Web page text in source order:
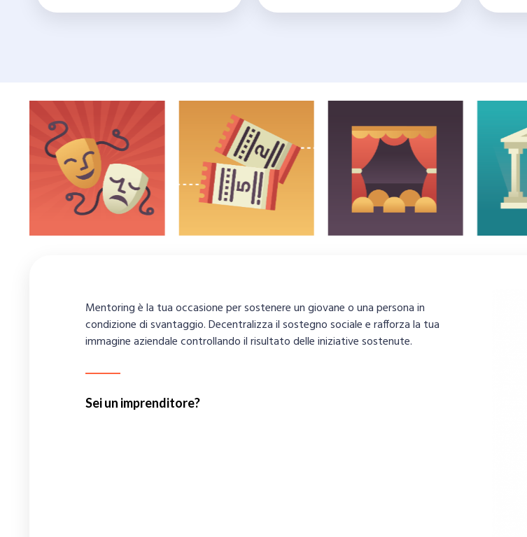
Mentoring è la tua occasione per sostenere un giovane o una persona in
condizione di svantaggio. Decentralizza il sostegno sociale e rafforza la tua
immagine aziendale controllando il risultato delle iniziative sostenute.
Sei un imprenditore?